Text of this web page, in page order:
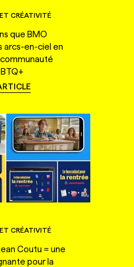
CRÉATIVITÉ
que BMO
arcs-en-ciel en
CRÉATIVITÉ
Coutu = une
pour la